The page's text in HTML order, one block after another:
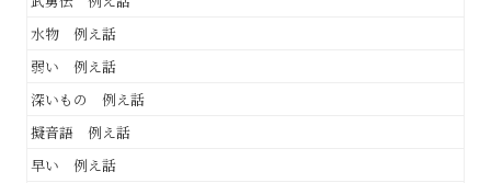
水物 例え話
弱い 例え話
深いもの 例え話
擬音語 例え話
早い 例え話